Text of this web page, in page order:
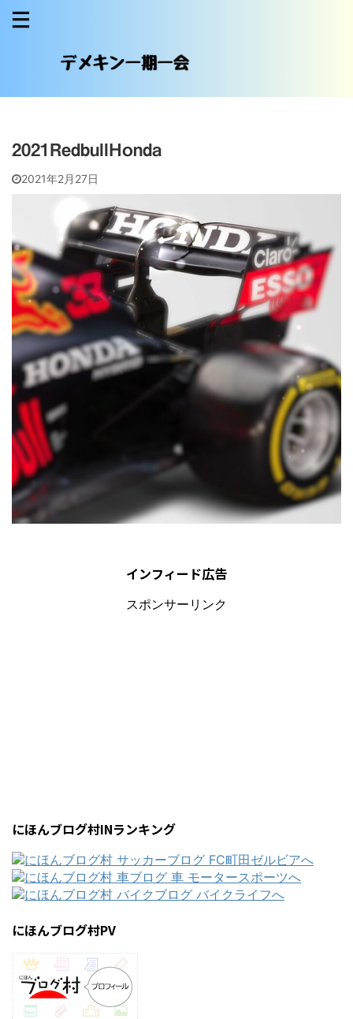
2021RedbullHonda
2021年2月27日
インフィード広告
スポンサーリンク
にほんブログ村INランキング
にほんブログ村PV